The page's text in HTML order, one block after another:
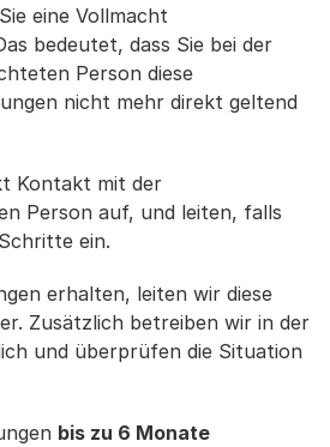
eine Vollmacht
bedeutet, dass Sie bei der
Person diese
nicht mehr direkt geltend
Kontakt mit der
Person auf, und leiten, falls
ein.
erhalten, leiten wir diese
Zusätzlich betreiben wir in der
und überprüfen die Situation
bis zu 6 Monate